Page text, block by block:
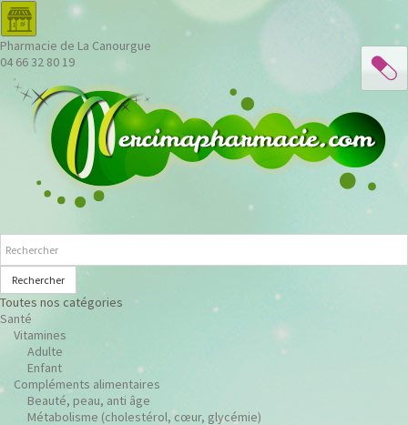
Pharmacie de La Canourgue
04 66 32 80 19
Rechercher
Toutes nos catégories
Santé
Vitamines
Adulte
Enfant
Compléments alimentaires
Beauté, peau, anti âge
Métabolisme (cholestérol, cœur, glycémie)